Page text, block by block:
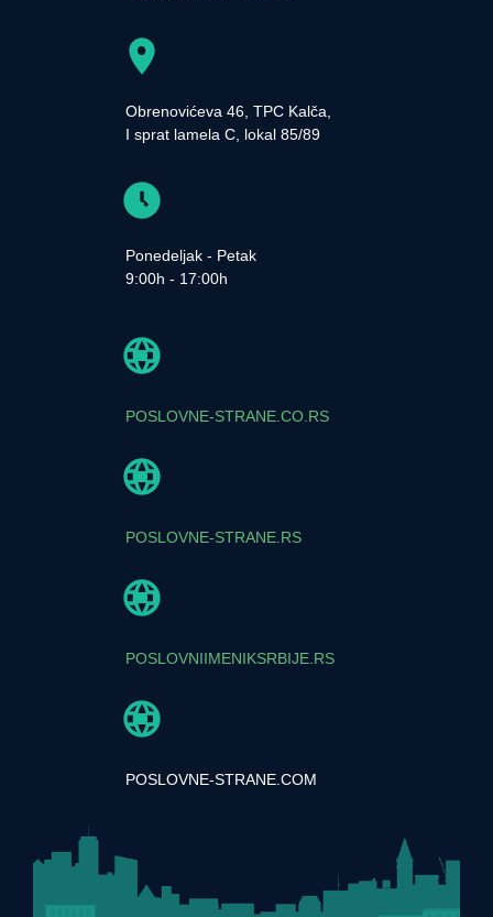
Obrenovićeva 46, TPC Kalča,
I sprat lamela C, lokal 85/89
Ponedeljak - Petak
9:00h - 17:00h
POSLOVNE-STRANE.CO.RS
POSLOVNE-STRANE.RS
POSLOVNIIMENIKSRBIJE.RS
POSLOVNE-STRANE.COM